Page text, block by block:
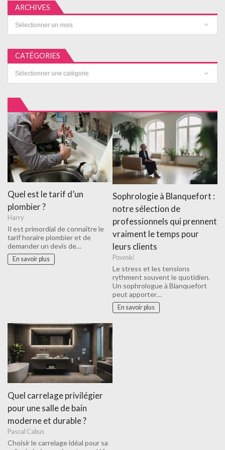
ARCHIVES
CATÉGORIES
Quel est le tarif d’un
plombier ?
Harry
Il est primordial de connaître le
tarif horaire plombier et de
demander un devis de…
En savoir plus
Sophrologie à Blanquefort :
notre sélection de
professionnels qui prennent
vraiment le temps pour
leurs clients
Povoski
Le stress et les tensions
rythment souvent le quotidien.
Un sophrologue à Blanquefort
peut apporter…
En savoir plus
Quel carrelage privilégier
pour une salle de bain
moderne et durable ?
Pascal Cabus
Choisir le carrelage idéal pour sa